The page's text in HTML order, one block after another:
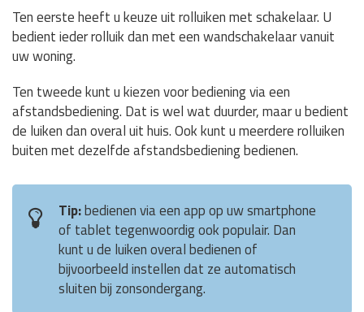
Ten eerste heeft u keuze uit rolluiken met schakelaar. U
bedient ieder rolluik dan met een wandschakelaar vanuit
uw woning.
Ten tweede kunt u kiezen voor bediening via een
afstandsbediening. Dat is wel wat duurder, maar u bedient
de luiken dan overal uit huis. Ook kunt u meerdere rolluiken
buiten met dezelfde afstandsbediening bedienen.
Tip:bedienen via een app op uw smartphone
of tablet tegenwoordig ook populair. Dan
kunt u de luiken overal bedienen of
bijvoorbeeld instellen dat ze automatisch
sluiten bij zonsondergang.